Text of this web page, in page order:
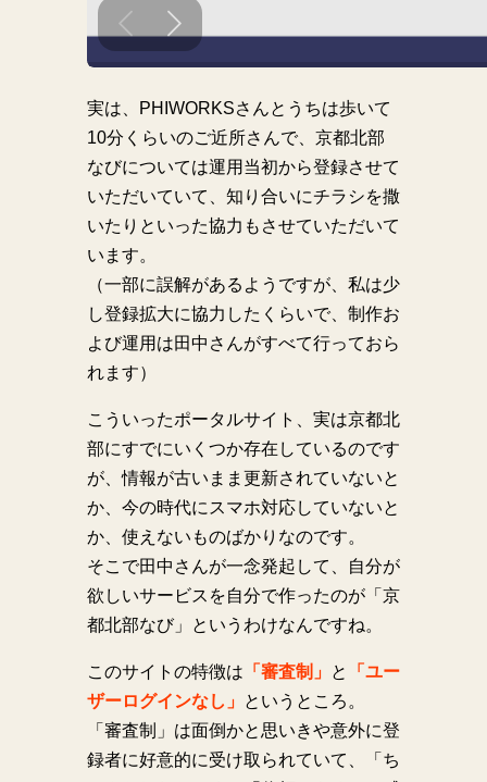
実は、PHIWORKSさんとうちは歩いて
10分くらいのご近所さんで、京都北部
なびについては運用当初から登録させて
いただいていて、知り合いにチラシを撒
いたりといった協力もさせていただいて
います。
（一部に誤解があるようですが、私は少
し登録拡大に協力したくらいで、制作お
よび運用は田中さんがすべて行っておら
れます）
こういったポータルサイト、実は京都北
部にすでにいくつか存在しているのです
が、情報が古いまま更新されていないと
か、今の時代にスマホ対応していないと
か、使えないものばかりなのです。
そこで田中さんが一念発起して、自分が
欲しいサービスを自分で作ったのが「京
都北部なび」というわけなんですね。
このサイトの特徴は 「審査制」 と
「ユー
ザーログインなし」 というところ。
「審査制」は面倒かと思いきや意外に登
録者に好意的に受け取られていて、「ち